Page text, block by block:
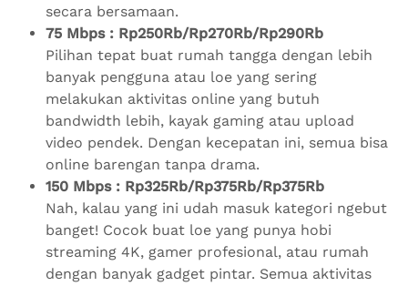
secara bersamaan.
75 Mbps : Rp250Rb/Rp270Rb/Rp290Rb
Pilihan tepat buat rumah tangga dengan lebih
banyak pengguna atau loe yang sering
melakukan aktivitas online yang butuh
bandwidth lebih, kayak gaming atau upload
video pendek. Dengan kecepatan ini, semua bisa
online barengan tanpa drama.
150 Mbps : Rp325Rb/Rp375Rb/Rp375Rb
Nah, kalau yang ini udah masuk kategori ngebut
banget! Cocok buat loe yang punya hobi
streaming 4K, gamer profesional, atau rumah
dengan banyak gadget pintar. Semua aktivitas